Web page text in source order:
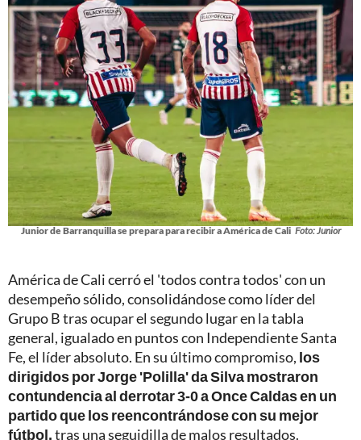
Junior de Barranquilla se prepara para recibir a América de Cali Foto: Junior
América de Cali cerró el 'todos contra todos' con un
desempeño sólido, consolidándose como líder del
Grupo B tras ocupar el segundo lugar en la tabla
general, igualado en puntos con Independiente Santa
Fe, el líder absoluto. En su último compromiso, los
dirigidos por Jorge 'Polilla' da Silva mostraron
contundencia al derrotar 3-0 a Once Caldas en un
partido que los reencontrándose con su mejor
fútbol,tras una seguidilla de malos resultados.